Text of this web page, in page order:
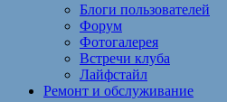
Блоги пользователей
Форум
Фотогалерея
Встречи клуба
Лайфстайл
Ремонт и обслуживание